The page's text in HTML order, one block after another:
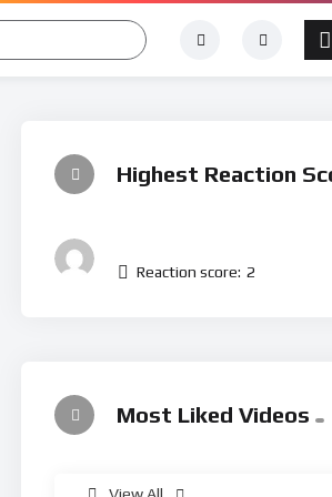
Highest Reaction
Reaction score: 2
Most Liked Videos
%